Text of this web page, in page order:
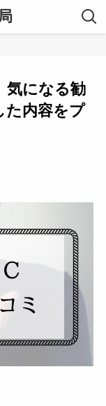
気になる勧
た内容をプ